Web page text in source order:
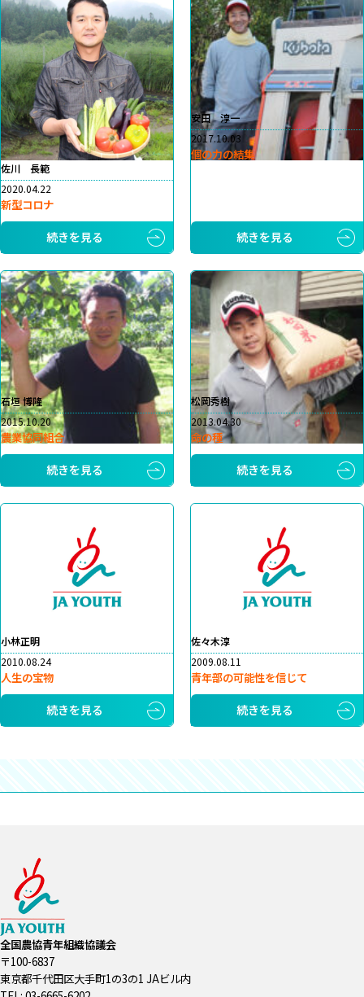
佐川 長範
2020.04.22
新型コロナ
続きを見る
安田 淳一
2017.10.03
個の力の結集
続きを見る
石垣 博隆
2015.10.20
農業協同組合
続きを見る
松岡秀樹
2013.04.30
命の種
続きを見る
小林正明
2010.08.24
人生の宝物
続きを見る
佐々木淳
2009.08.11
青年部の可能性を信じて
続きを見る
全国農協青年組織協議会
〒100-6837
東京都千代田区大手町1の3の1 JAビル内